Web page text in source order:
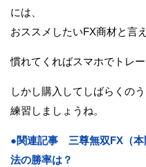
には、
おススメしたいFX商材と言え
慣れてくればスマホでトレー
しかし購入してしばらくの
練習しましょうね。
●関連記事 三尊無双FX（
法の勝率は？